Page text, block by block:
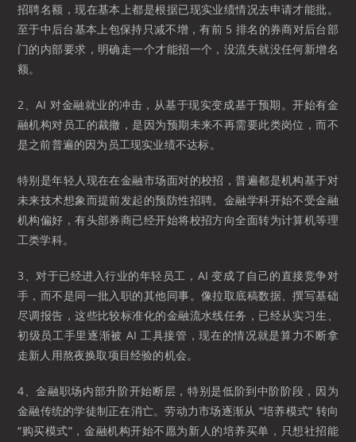
招聘名额，现在基本上都是根据已现实业绩情况去申请才能批。
至于中后台基本上包保持只减不增，有前 5 排名的券商对后台部
门的内部要求，明确走一个才能招一个，没流失就没任何新增名
额。
2、AI 对金融就业的冲击，从基于现实变成基于预期。开始有金
融机构对员工的裁撤，是因为预期未来不再需要此类岗位，而不
是之前普遍的因为员工现实业绩不达标。
特别是年轻人现在在金融市场面对的校招，普遍都是机构基于对
未来技术想象而提前发起的预防性招聘。金融学科开始不受金融
机构偏好，有头部券商已经开始将校招方向全面转为计算机等理
工类学科。
3、对于已经进入行业的年轻员工，AI 变成了自己的直接竞争对
手，而不是同一批入职的其他同事。像拉取底稿数据、撰写基础
尽调报告，这些比较标准化的金融流水线任务，已经从实习生、
初级员工手里逐渐被 AI 工具接管，现在的情况就是算力不断拿
走新人用熬夜换取项目经验的机会。
4、金融职场内部升阶开始断层，特别是低阶到中阶阶段，因为
金融传统的学徒制正在消亡。劳动力市场逐渐从 “培养模式” 转向
“购买模式”，金融机构开始不愿为新人的培养买单，只想社招能